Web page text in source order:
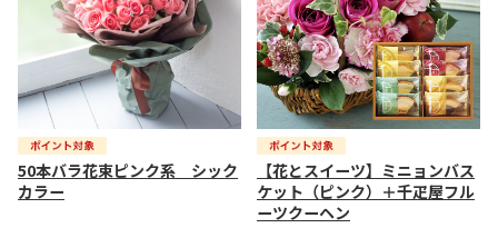
50本バラ花束ピンク系 シック
カラー
【花とスイーツ】ミニョンバス
ケット（ピンク）＋千疋屋フル
ーツクーヘン